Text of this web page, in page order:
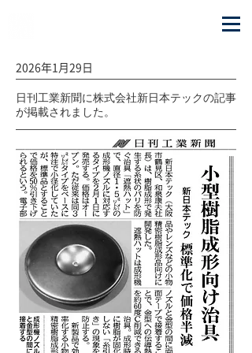
2026年1月29日
日刊工業新聞に株式会社新日本テックの記事
が掲載されました。